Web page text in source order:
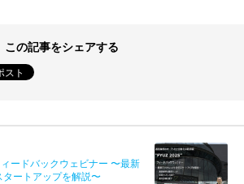
この記事をシェアする
ードバックウェビナー 〜最新
ートアップを解説〜